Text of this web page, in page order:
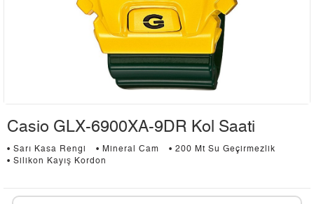
Casio GLX-6900XA-9DR Kol Saati
• Sarı Kasa Rengi • Mineral Cam
• 200 Mt Su Geçirmezlik
• Silikon Kayış Kordon